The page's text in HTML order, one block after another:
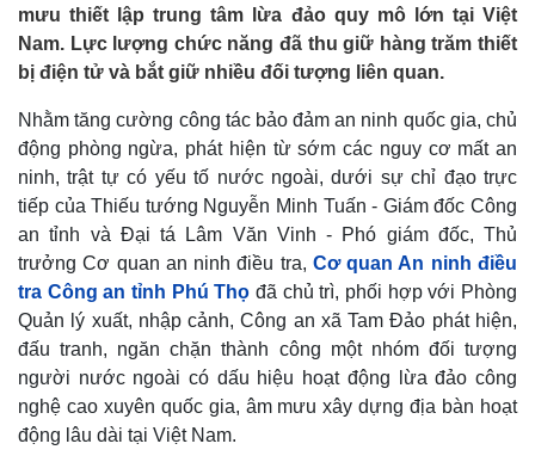
mưu thiết lập trung tâm lừa đảo quy mô lớn tại Việt
Nam. Lực lượng chức năng đã thu giữ hàng trăm thiết
bị điện tử và bắt giữ nhiều đối tượng liên quan.
Nhằm tăng cường công tác bảo đảm an ninh quốc gia, chủ
động phòng ngừa, phát hiện từ sớm các nguy cơ mất an
ninh, trật tự có yếu tố nước ngoài, dưới sự chỉ đạo trực
tiếp của Thiếu tướng Nguyễn Minh Tuấn - Giám đốc Công
an tỉnh và Đại tá Lâm Văn Vinh - Phó giám đốc, Thủ
trưởng Cơ quan an ninh điều tra, Cơ quan An ninh điều
tra Công an tỉnh Phú Thọ đã chủ trì, phối hợp với Phòng
Quản lý xuất, nhập cảnh, Công an xã Tam Đảo phát hiện,
đấu tranh, ngăn chặn thành công một nhóm đối tượng
người nước ngoài có dấu hiệu hoạt động lừa đảo công
nghệ cao xuyên quốc gia, âm mưu xây dựng địa bàn hoạt
động lâu dài tại Việt Nam.